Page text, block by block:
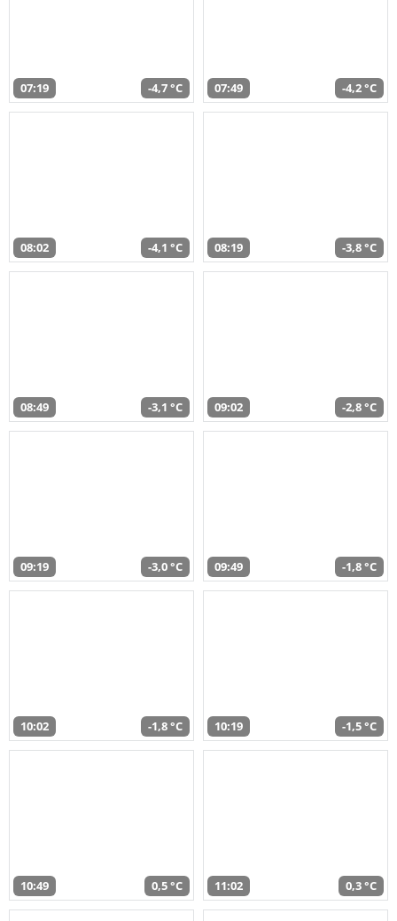
07:19 -4,7 °C 07:49 -4,2 °C
08:02 -4,1 °C 08:19 -3,8 °C
08:49 -3,1 °C 09:02 -2,8 °C
09:19 -3,0 °C 09:49 -1,8 °C
10:02 -1,8 °C 10:19 -1,5 °C
10:49 0,5 °C 11:02 0,3 °C